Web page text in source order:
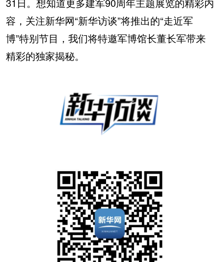
31日。想知道更多建军90周年主题展览的精彩内
容，关注新华网“新华访谈”将推出的“走近军
博”特别节目，我们将特邀军博馆长董长军带来
精彩的独家揭秘。